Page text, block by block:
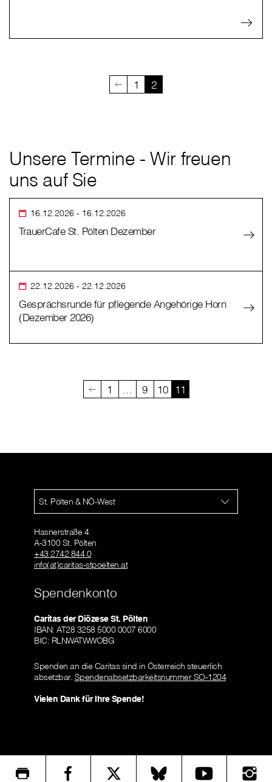
1 2
Unsere Termine - Wir freuen
uns auf Sie
16.12.2026 - 16.12.2026
TrauerCafe St. Pölten Dezember
22.12.2026 - 22.12.2026
Gesprächsrunde für pflegende Angehörige Horn
(Dezember 2026)
1 … 9 10 11
St. Pölten & NÖ-West
Hasnerstraße 4
A-3100 St. Pölten
+43 2742 844 0
info(at)caritas-stpoelten.at
Spendenkonto
Caritas der Diözese St. Pölten
IBAN: AT28 3258 5000 0007 6000
BIC: RLNWATWWOBG
Spenden an die Caritas sind in Österreich steuerlich
absetzbar. Spendenabsetzbarkeitsnummer SO-1204
Vielen Dank für Ihre Spende!